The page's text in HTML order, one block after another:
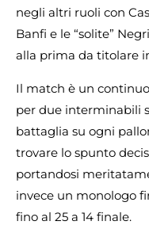
negli altri ruoli con
Banfi e le “solite”
alla prima da titolare
Il match è un
per due interminabili
battaglia su ogni
trovare lo spunto
portandosi
invece un monologo
fino al 25 a 14 finale.